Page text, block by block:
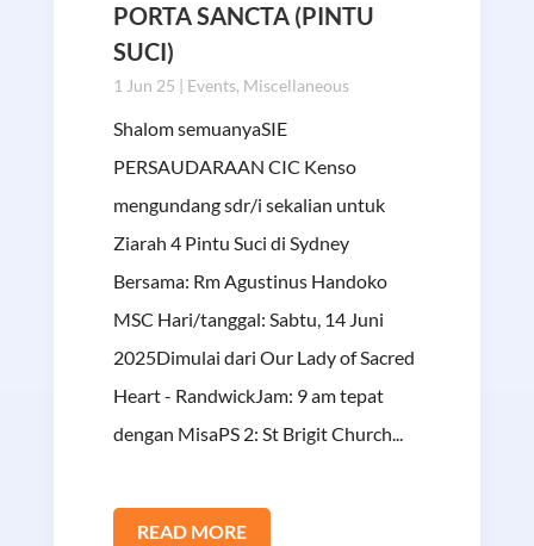
PORTA SANCTA (PINTU
SUCI)
1 Jun 25 | Events, Miscellaneous
Shalom semuanyaSIE
PERSAUDARAAN CIC Kenso
mengundang sdr/i sekalian untuk
Ziarah 4 Pintu Suci di Sydney
Bersama: Rm Agustinus Handoko
MSC Hari/tanggal: Sabtu, 14 Juni
2025Dimulai dari Our Lady of Sacred
Heart - RandwickJam: 9 am tepat
dengan MisaPS 2: St Brigit Church...
READ MORE